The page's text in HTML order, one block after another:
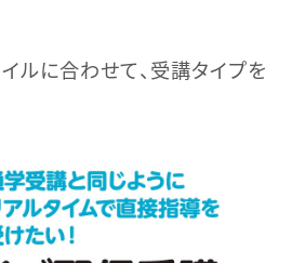
ルに合わせて、受講タイプを